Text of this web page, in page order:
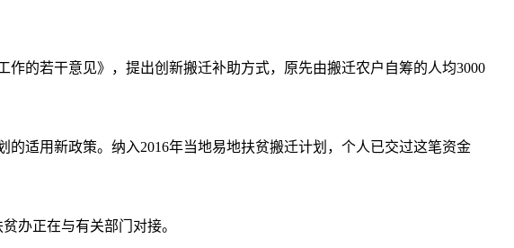
的若干意见》，提出创新搬迁补助方式，原先由搬迁农户自筹的人均3000
适用新政策。纳入2016年当地易地扶贫搬迁计划，个人已交过这笔资金
办正在与有关部门对接。